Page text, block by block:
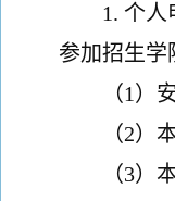
1. 个人
参加招生学
（1）
（2）
（3）